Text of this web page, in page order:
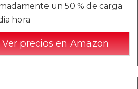
un 50 % de carga
hora
Ver precios en Amazon